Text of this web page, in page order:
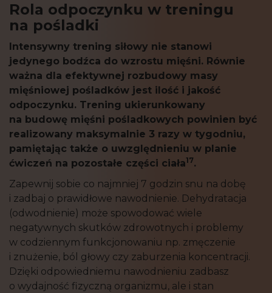
Rola odpoczynku w treningu
na pośladki
Intensywny trening siłowy nie stanowi
jedynego bodźca do wzrostu mięśni. Równie
ważna dla efektywnej rozbudowy masy
mięśniowej pośladków jest ilość i jakość
odpoczynku. Trening ukierunkowany
na budowę mięśni pośladkowych powinien być
realizowany maksymalnie 3 razy w tygodniu,
pamiętając także o uwzględnieniu w planie
ćwiczeń na pozostałe części ciała17.
Zapewnij sobie co najmniej 7 godzin snu na dobę
i zadbaj o prawidłowe nawodnienie. Dehydratacja
(odwodnienie) może spowodować wiele
negatywnych skutków zdrowotnych i problemy
w codziennym funkcjonowaniu np. zmęczenie
i znużenie, ból głowy czy zaburzenia koncentracji.
Dzięki odpowiedniemu nawodnieniu zadbasz
o wydajność fizyczną organizmu, ale i stan